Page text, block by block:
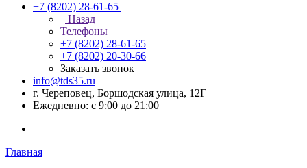
+7 (8202) 28‑61-65
Назад
Телефоны
+7 (8202) 28‑61-65
+7 (8202) 20‑30-66
Заказать звонок
info@tds35.ru
г. Череповец, Боршодская улица, 12Г
Ежедневно: с 9:00 до 21:00
Главная